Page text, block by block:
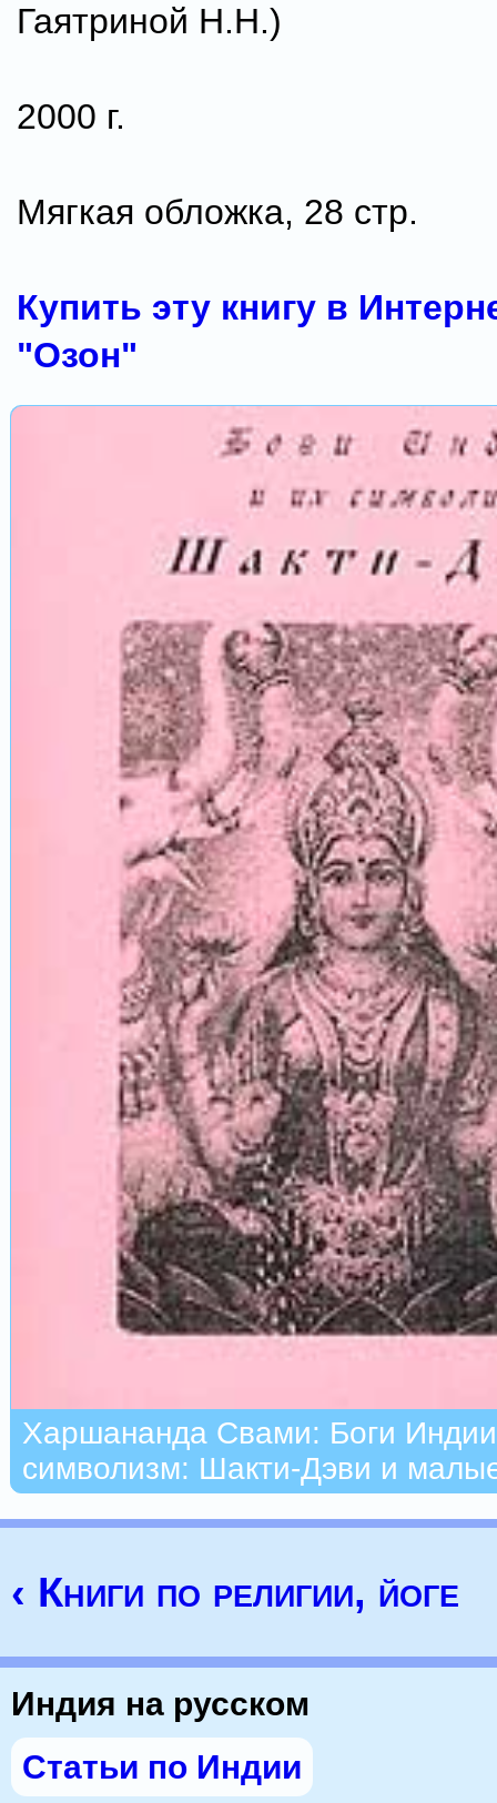
Гаятриной Н.Н.)
2000 г.
Мягкая обложка, 28 стр.
Купить эту книгу в
"Озон"
Харшананда Свами: Боги
символизм: Шакти-Дэви и
‹ Книги по религии, йоге
Индия на русском
Статьи по Индии